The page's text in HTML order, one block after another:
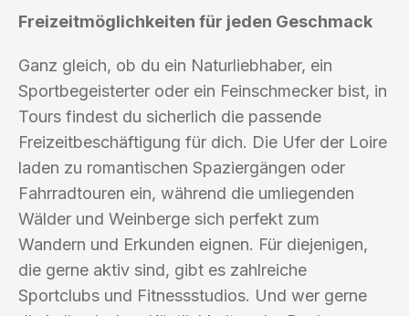
Freizeitmöglichkeiten für jeden Geschmack
Ganz gleich, ob du ein Naturliebhaber, ein
Sportbegeisterter oder ein Feinschmecker bist, in
Tours findest du sicherlich die passende
Freizeitbeschäftigung für dich. Die Ufer der Loire
laden zu romantischen Spaziergängen oder
Fahrradtouren ein, während die umliegenden
Wälder und Weinberge sich perfekt zum
Wandern und Erkunden eignen. Für diejenigen,
die gerne aktiv sind, gibt es zahlreiche
Sportclubs und Fitnessstudios. Und wer gerne